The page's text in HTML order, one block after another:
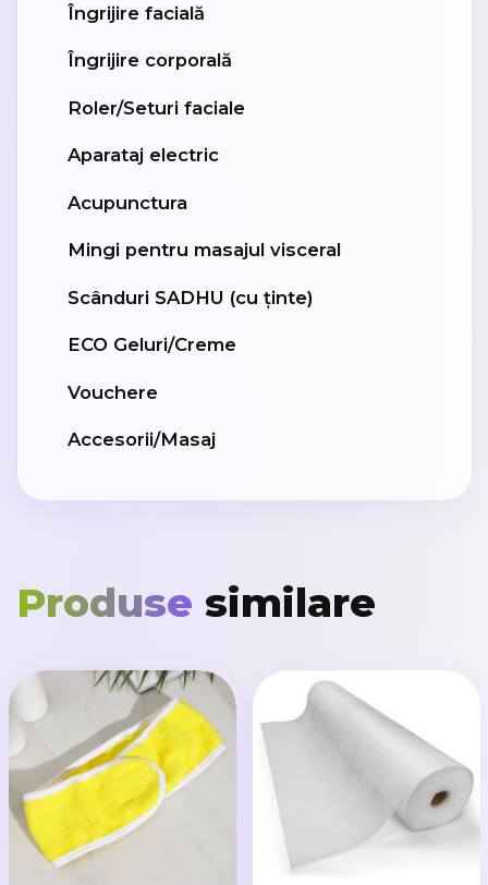
Îngrijire facială
Îngrijire corporală
Roler/Seturi faciale
Aparataj electric
Acupunctura
Mingi pentru masajul visceral
Scânduri SADHU (cu ținte)
ECO Geluri/Creme
Vouchere
Accesorii/Masaj
Produse similare